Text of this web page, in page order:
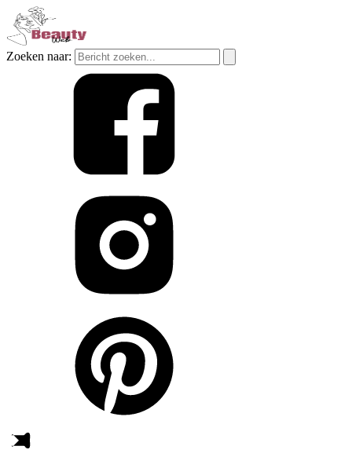
Zoeken naar: